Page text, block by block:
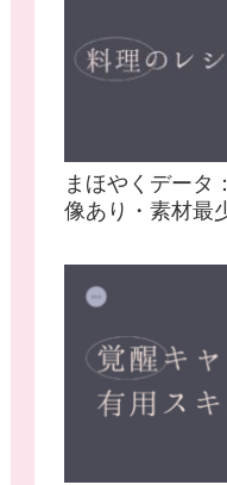
まほやくデータ
像あり・素材最